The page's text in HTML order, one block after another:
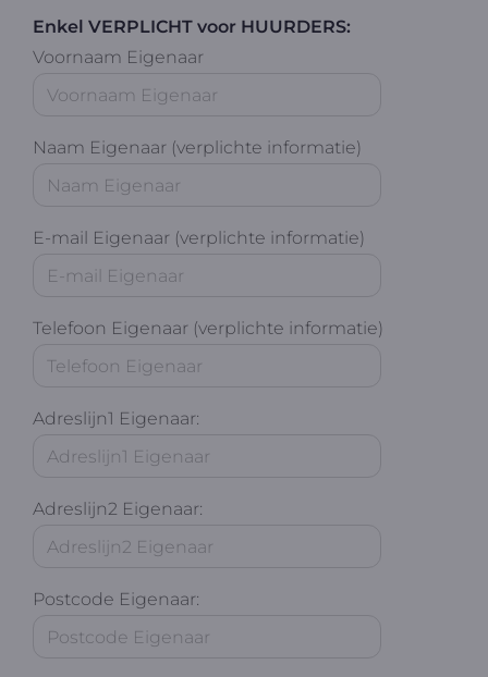
Enkel VERPLICHT voor HUURDERS:
Voornaam Eigenaar
Naam Eigenaar (verplichte informatie)
E-mail Eigenaar (verplichte informatie)
Telefoon Eigenaar (verplichte informatie)
Adreslijn1 Eigenaar:
Adreslijn2 Eigenaar:
Postcode Eigenaar: